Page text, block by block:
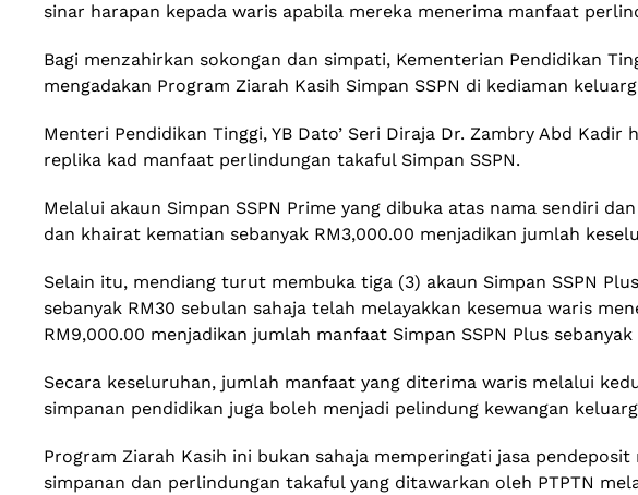
sinar harapan kepada waris apabila mereka menerima manfaat
Bagi menzahirkan sokongan dan simpati, Kementerian Pendidikan
mengadakan Program Ziarah Kasih Simpan SSPN di kediaman
Menteri Pendidikan Tinggi, YB Dato’ Seri Diraja Dr. Zambry Abd
replika kad manfaat perlindungan takaful Simpan SSPN.
Melalui akaun Simpan SSPN Prime yang dibuka atas nama sendiri
dan khairat kematian sebanyak RM3,000.00 menjadikan jumlah
Selain itu, mendiang turut membuka tiga (3) akaun Simpan SSPN
sebanyak RM30 sebulan sahaja telah melayakkan kesemua waris
RM9,000.00 menjadikan jumlah manfaat Simpan SSPN Plus sebanyak
Secara keseluruhan, jumlah manfaat yang diterima waris melalui
simpanan pendidikan juga boleh menjadi pelindung kewangan
Program Ziarah Kasih ini bukan sahaja memperingati jasa
simpanan dan perlindungan takaful yang ditawarkan oleh PTPTN